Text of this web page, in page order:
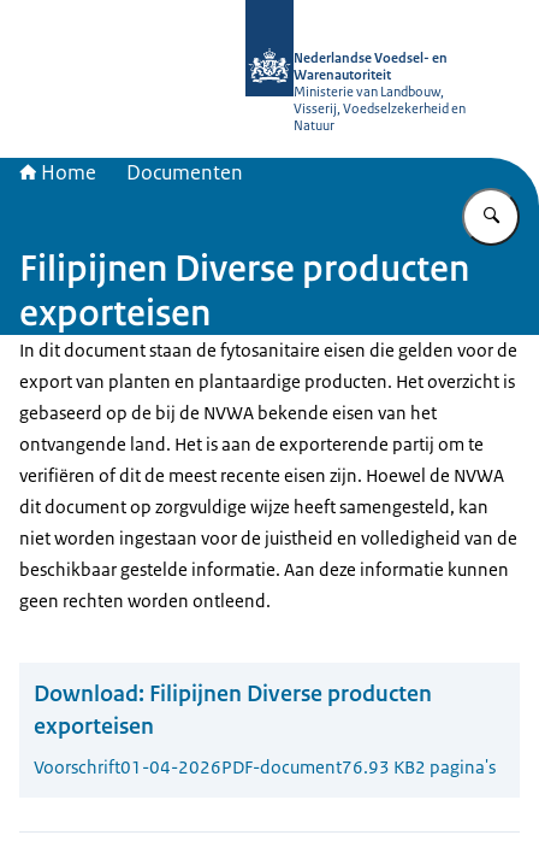
Nederlandse Voedsel- en
Warenautoriteit
Ministerie van Landbouw,
Visserij, Voedselzekerheid en
Natuur
Home Documenten
Filipijnen Diverse producten
exporteisen
In dit document staan de fytosanitaire eisen die gelden voor de
export van planten en plantaardige producten. Het overzicht is
gebaseerd op de bij de NVWA bekende eisen van het
ontvangende land. Het is aan de exporterende partij om te
verifiëren of dit de meest recente eisen zijn. Hoewel de NVWA
dit document op zorgvuldige wijze heeft samengesteld, kan
niet worden ingestaan voor de juistheid en volledigheid van de
beschikbaar gestelde informatie. Aan deze informatie kunnen
geen rechten worden ontleend.
Download: Filipijnen Diverse producten
exporteisen
Voorschrift01-04-2026PDF-document76.93 KB2 pagina's